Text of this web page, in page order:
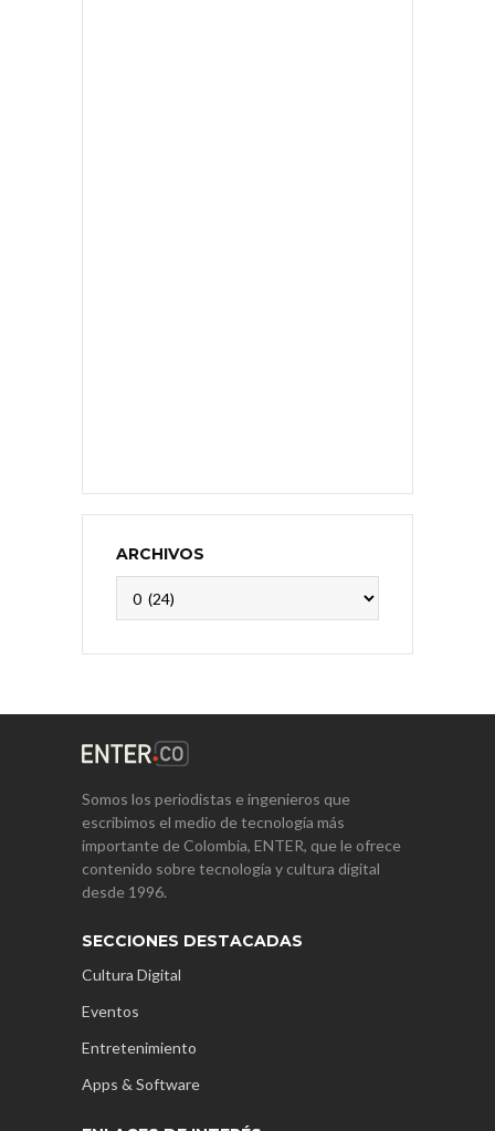
ARCHIVOS
Somos los periodistas e ingenieros que
escribimos el medio de tecnología más
importante de Colombia, ENTER, que le ofrece
contenido sobre tecnología y cultura digital
desde 1996.
SECCIONES DESTACADAS
Cultura Digital
Eventos
Entretenimiento
Apps & Software